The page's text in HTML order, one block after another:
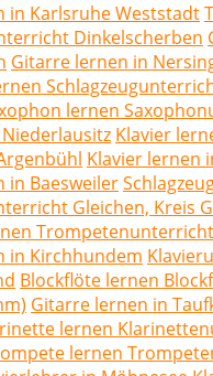
in Karlsruhe Weststadt
Dinkelscherben
Gitarre lernen in
lernen
Klavier
Klavier lernen
in Baesweiler
Gleichen, Kreis
in Kirchhundem
Blockflöte lernen
Gitarre lernen in
lernen
lernen